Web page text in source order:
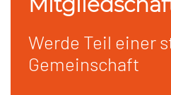
Werde Teil einer
Gemeinschaft